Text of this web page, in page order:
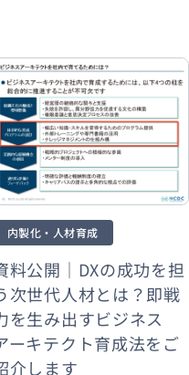
内製化・人材育成
料公開｜DXの成功を担
次世代人材とは？即戦
を生み出すビジネス
ーキテクト育成法をご
介します